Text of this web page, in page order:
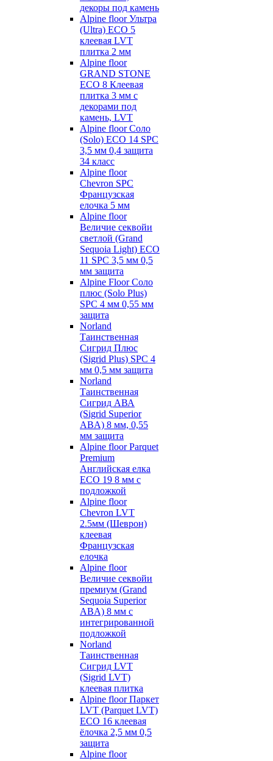
декоры под камень
Alpine floor Ультра
(Ultra) ECO 5
клеевая LVT
плитка 2 мм
Alpine floor
GRAND STONE
ECO 8 Клеевая
плитка 3 мм с
декорами под
камень, LVT
Alpine floor Соло
(Solo) ECO 14 SPC
3,5 мм 0,4 защита
34 класс
Alpine floor
Chevron SPC
Французская
елочка 5 мм
Alpine floor
Величие секвойи
светлой (Grand
Sequoia Light) ECO
11 SPC 3,5 мм 0,5
мм защита
Alpine Floor Соло
плюс (Solo Plus)
SPC 4 мм 0,55 мм
защита
Norland
Таинственная
Сигрид Плюс
(Sigrid Plus) SPC 4
мм 0,5 мм защита
Norland
Таинственная
Сигрид АВА
(Sigrid Superior
ABA) 8 мм, 0,55
мм защита
Alpine floor Parquet
Premium
Английская елка
ECO 19 8 мм с
подложкой
Alpine floor
Chevron LVT
2.5мм (Шеврон)
клеевая
Французская
елочка
Alpine floor
Величие секвойи
премиум (Grand
Sequoia Superior
ABA) 8 мм с
интегрированной
подложкой
Norland
Таинственная
Сигрид LVT
(Sigrid LVT)
клеевая плитка
Alpine floor Паркет
LVT (Parquet LVT)
ECO 16 клеевая
ёлочка 2,5 мм 0,5
защита
Alpine floor